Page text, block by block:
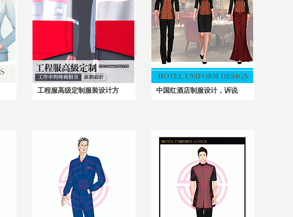
工程服高级定制服装设计方 中国红酒店制服设计，诉说